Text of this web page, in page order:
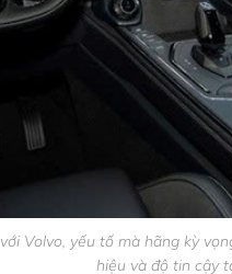
Volvo, yếu tố mà hãng kỳ
hiệu và độ tin cậy